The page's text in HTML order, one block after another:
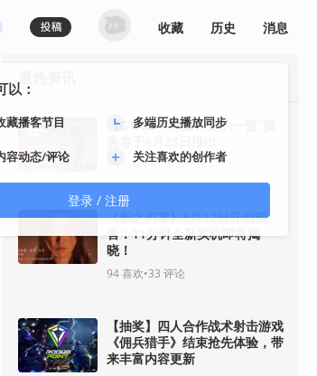
以：
藏播客节目 多端历史播放同步
容动态/评论 关注喜欢的创作者
登录 / 注册
收藏 历史 消息
最热资讯
《GTA6》“分量十足的一瞥”预
35 喜欢•30评论
《影之刃零》8月12日开启预
售！11分钟全新实机即将揭
晓！
94喜欢•33 评论
【抽奖】四人合作战术射击游戏
《佣兵猎手》结束抢先体验，带
来丰富内容更新